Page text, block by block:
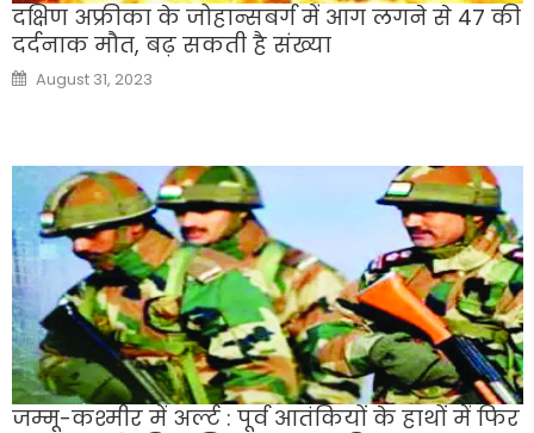
दक्षिण अफ्रीका के जोहान्सबर्ग में आग लगने से 47 की
दर्दनाक मौत, बढ़ सकती है संख्या
Posted
on
August 31, 2023
जम्मू-कश्मीर में अर्ल्ट : पूर्व आतंकियों के हाथों में फिर